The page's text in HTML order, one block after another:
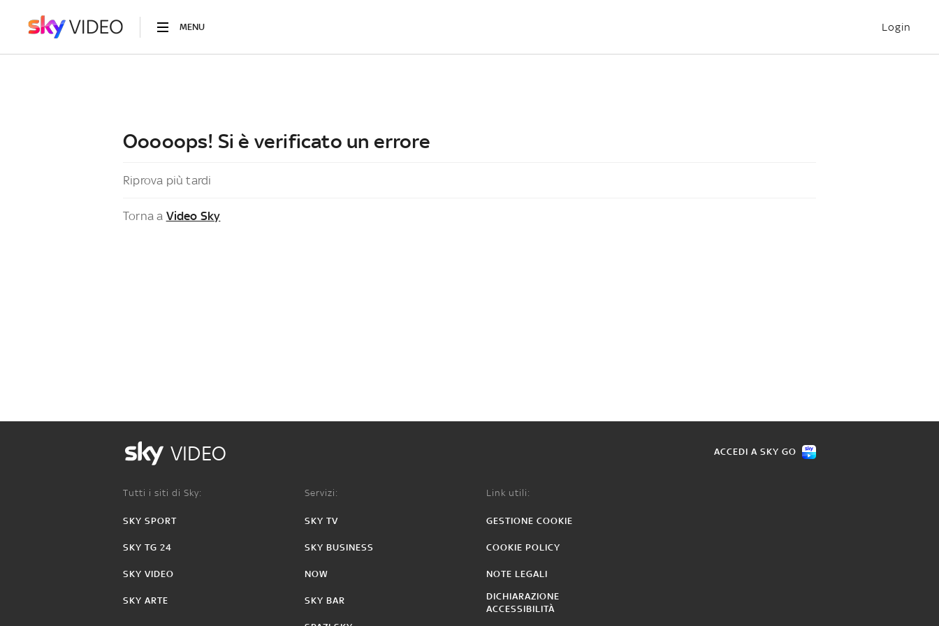
MENU Login
Ooooops! Si è verificato un errore
Riprova più tardi
Torna a Video Sky
VIDEO ACCEDI A SKY GO
Tutti i siti di Sky:
SKY SPORT
SKY TG 24
SKY VIDEO
SKY ARTE
Servizi:
SKY TV
SKY BUSINESS
NOW
SKY BAR
Link utili:
GESTIONE COOKIE
COOKIE POLICY
NOTE LEGALI
DICHIARAZIONE
ACCESSIBILITÀ